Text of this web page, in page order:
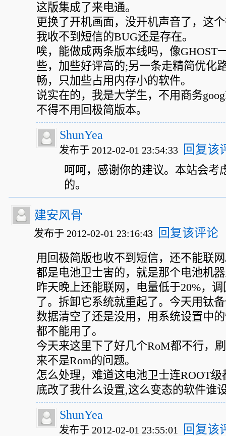
这版集成了来电通。
更换了开机画面，没开机声音了，这
我收不到短信的BUG还是存在。
唉，能做成两条版本线吗，像GHOST
些，加些好评高的;另一条走精简优化
畅，只加些占用内存小的软件。
说实在的，我是大学生，不用商务
不得不用回极简版本。
ShunYea
发布于 2012-02-01 23:54:33 回复该
呵呵，感谢你的建议。本站会考
的。
建安风骨
发布于 2012-02-01 23:16:43 回复该评论
用回极简版也收不到短信，还不能联
都是电池卫士害的，就是那个电池机
昨天晚上还能联网，电量低于20%，
了。拆卸它系统就重起了。今天用钛
数据清空了还是没用，用系统设置中
都不能用了。
今天来这里下了好几个RoM都不行，
来不是Rom的问题。
怎么处理，难道这电池卫士连ROOT
底改了我什么设置,这么变态的软件谁
ShunYea
发布于 2012-02-01 23:55:01 回复该